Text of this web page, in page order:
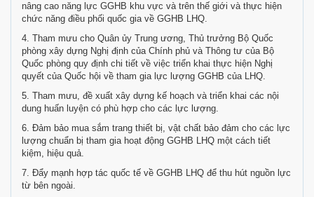
nâng cao năng lực GGHB khu vực và trên thế giới và thực hiện
chức năng điều phối quốc gia về GGHB LHQ.
4. Tham mưu cho Quân ủy Trung ương, Thủ trưởng Bộ Quốc
phòng xây dựng Nghị định của Chính phủ và Thông tư của Bộ
Quốc phòng quy định chi tiết về việc triển khai thực hiện Nghị
quyết của Quốc hội về tham gia lực lượng GGHB của LHQ.
5. Tham mưu, đề xuất xây dựng kế hoạch và triển khai các nội
dung huấn luyện có phù hợp cho các lực lượng.
6. Đảm bảo mua sắm trang thiết bị, vật chất bảo đảm cho các lực
lượng chuẩn bị tham gia hoạt động GGHB LHQ một cách tiết
kiệm, hiệu quả.
7. Đẩy mạnh hợp tác quốc tế về GGHB LHQ để thu hút nguồn lực
từ bên ngoài.